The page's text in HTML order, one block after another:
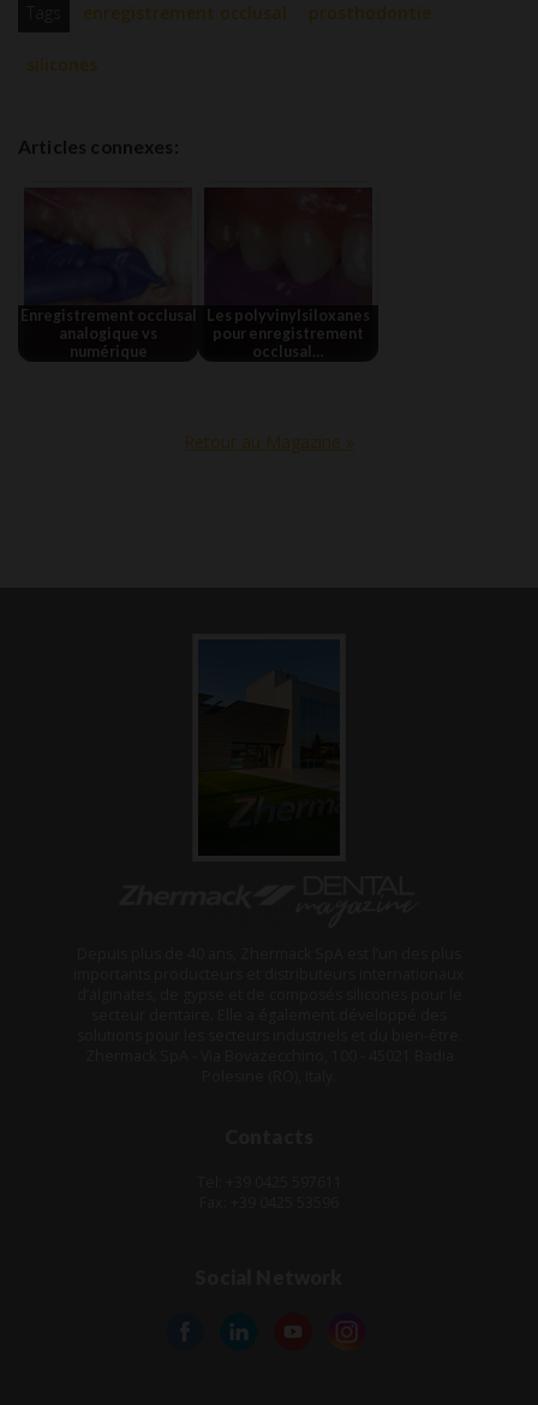
enregistrement occlusal prosthodontie
silicones
Articles connexes:
Enregistrement occlusal
analogique vs
numérique
Les polyvinylsiloxanes
pour enregistrement
occlusal…
Retour au Magazine »